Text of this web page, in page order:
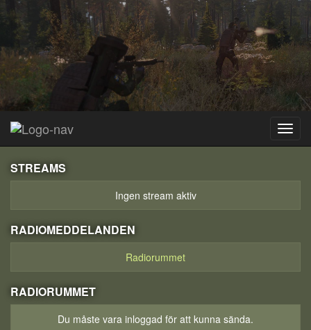
STREAMS
Ingen stream aktiv
RADIOMEDDELANDEN
Radiorummet
RADIORUMMET
Du måste vara inloggad för att kunna sända.